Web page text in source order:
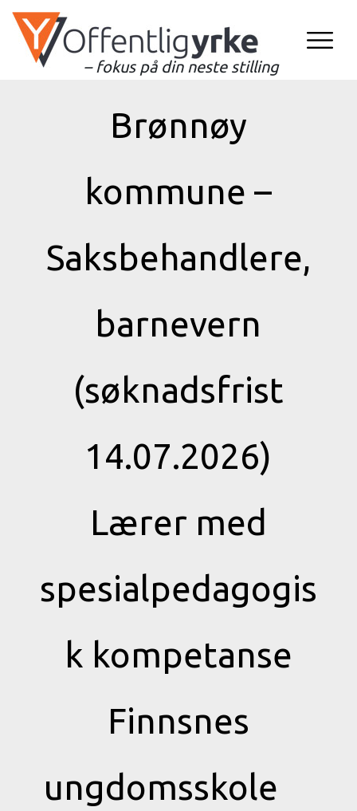
– fokus på din neste stilling
Brønnøy
kommune –
Saksbehandlere,
barnevern
(søknadsfrist
14.07.2026)
Lærer med
spesialpedagogis
k kompetanse
Finnsnes
ungdomsskole